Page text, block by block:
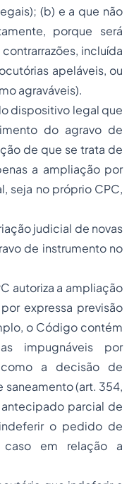
(b) e a que não
porque será
incluída
apeláveis, ou
agraváveis).
dispositivo legal que
do agravo de
de que se trata de
a ampliação por
seja no próprio CPC,
judicial de novas
de instrumento no
autoriza a ampliação
expressa previsão
o Código contém
impugnáveis por
a decisão de
saneamento (art. 354,
parcial de
o pedido de
caso em relação a